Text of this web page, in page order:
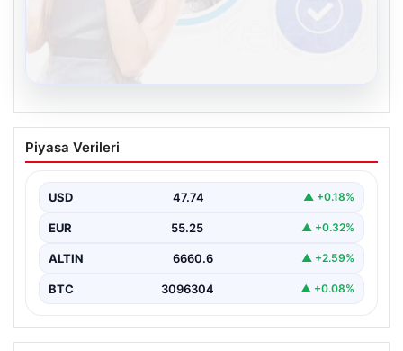
Kelebek sohbet platformu İle Dijital
İletişimin Güvenli Adresi Ve Chat
Dijital ortamında bireylerin seviyeli bir biçimde irtibat
Piyasa Verileri
USD 47.74 ▲ +0.18%
EUR 55.25 ▲ +0.32%
ALTIN 6660.6 ▲ +2.59%
BTC 3096304 ▲ +0.08%